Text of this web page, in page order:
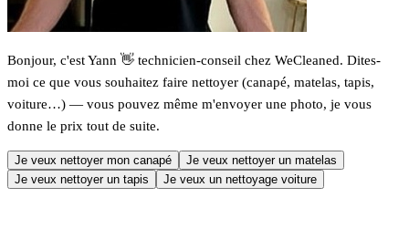
Bonjour, c'est Yann 👋 technicien-conseil chez WeCleaned. Dites-
moi ce que vous souhaitez faire nettoyer (canapé, matelas, tapis,
voiture…) — vous pouvez même m'envoyer une photo, je vous
donne le prix tout de suite.
Je veux nettoyer mon canapé
Je veux nettoyer un matelas
Je veux nettoyer un tapis
Je veux un nettoyage voiture